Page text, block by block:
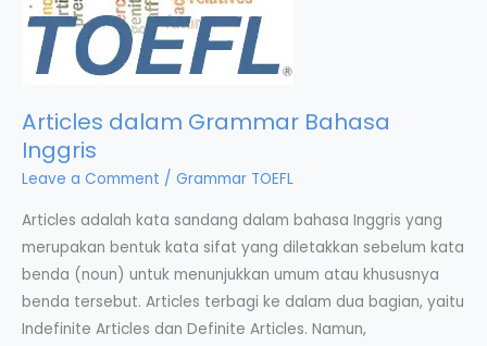
Articles dalam Grammar Bahasa
Inggris
Leave a Comment / Grammar TOEFL
Articles adalah kata sandang dalam bahasa Inggris yang
merupakan bentuk kata sifat yang diletakkan sebelum kata
benda (noun) untuk menunjukkan umum atau khususnya
benda tersebut. Articles terbagi ke dalam dua bagian, yaitu
Indefinite Articles dan Definite Articles. Namun,